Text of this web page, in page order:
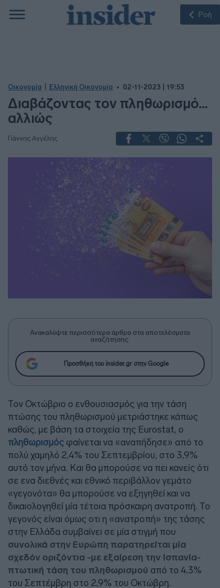
Ροή
Οικονομία Ελληνική Οικονομία 02-11-2023 | 19:53
Διαβάζοντας τον πληθωρισμό...
αλλιώς
Γιάννης Αγγέλης
Ανακαλύψτε περισσότερα άρθρα στα αποτελέσματα
αναζήτησης.
Προσθήκη του insider.gr στην Google
Τον Οκτώβριο o ενθουσιασμός για την τάση
πτώσης του πληθωρισμού μετριάστηκε κάπως
καθώς, με βάση τα στοιχεία της Eurostat, ο
πληθωρισμός φαίνεται να «αναπήδησε» από το
πολύ χαμηλό 2,4% του Σεπτεμβρίου, στο 3,9%
αυτό τον μήνα. Και θα μπορούσε να πει κανείς ότι
σε ενα διεθνές και εθνικό περιβάλλον γεμάτο
«γεγονότα» θα μπορούσε να εξηγηθεί και να
δικαιολογηθεί μία τέτοια πρόσκαιρη ανατροπή. Το
γεγονός είναι όμως οτι η «ανατροπή» της τάσης
στην Ελλάδα συμβαίνει σε μία στιγμή που
συνολικά στην Ευρώπη παρατηρείται μία
σχεδόν οριζόντια -με εξαίρεση την Ισπανία-
πτωτική τάση του πληθωρισμού από το 4,3%
του Σεπτέμβρη στο 2,9% του Οκτώβρη.